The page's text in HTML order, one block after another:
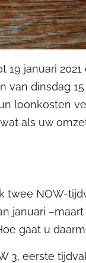
januari 2021
van dinsdag
loonkosten
als uw
twee NOW-
januari –maart
gaat u
3, eerste